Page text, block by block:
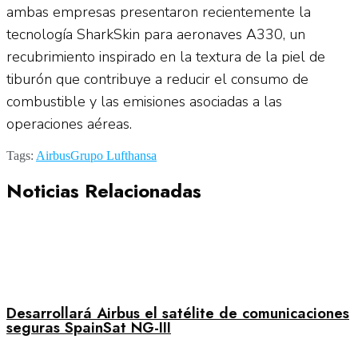
ambas empresas presentaron recientemente la
tecnología SharkSkin para aeronaves A330, un
recubrimiento inspirado en la textura de la piel de
tiburón que contribuye a reducir el consumo de
combustible y las emisiones asociadas a las
operaciones aéreas.
Tags: AirbusGrupo Lufthansa
Noticias Relacionadas
Desarrollará Airbus el satélite de comunicaciones
seguras SpainSat NG-III